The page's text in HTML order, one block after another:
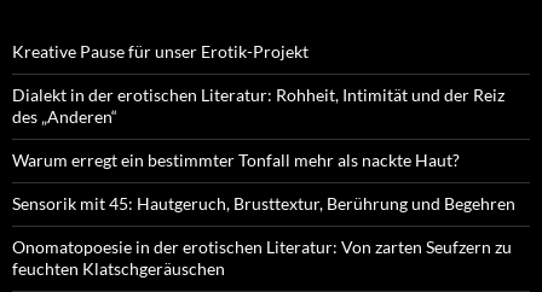
Kreative Pause für unser Erotik-Projekt
Dialekt in der erotischen Literatur: Rohheit, Intimität und der Reiz
des „Anderen“
Warum erregt ein bestimmter Tonfall mehr als nackte Haut?
Sensorik mit 45: Hautgeruch, Brusttextur, Berührung und Begehren
Onomatopoesie in der erotischen Literatur: Von zarten Seufzern zu
feuchten Klatschgeräuschen